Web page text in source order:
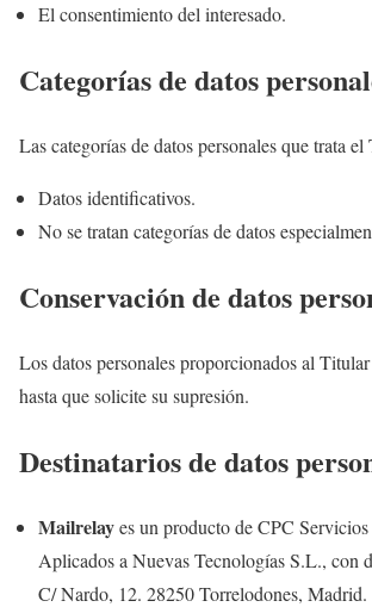
El consentimiento del interesado.
Categorías de datos
Las categorías de datos personales que trata
Datos identificativos.
No se tratan categorías de datos
Conservación de datos
Los datos personales proporcionados al
hasta que solicite su supresión.
Destinatarios de datos
Mailrelayes un producto de CPC
Aplicados a Nuevas Tecnologías S.L., con
C/ Nardo, 12. 28250 Torrelodones, Madrid.